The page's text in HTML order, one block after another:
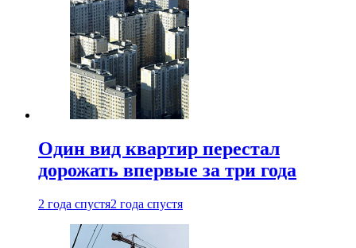
Один вид квартир перестал
дорожать впервые за три года
2 года спустя2 года спустя